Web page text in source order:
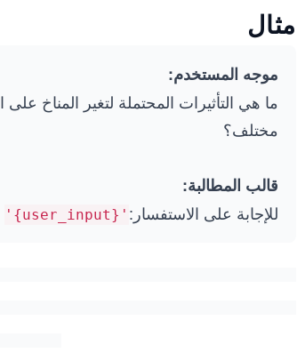
مثال
موجه المستخدم:
ما هي التأثيرات المحتملة لتغير المناخ
مختلف؟
قالب المطالبة:
للإجابة على الاستفسار: '{user_input}'